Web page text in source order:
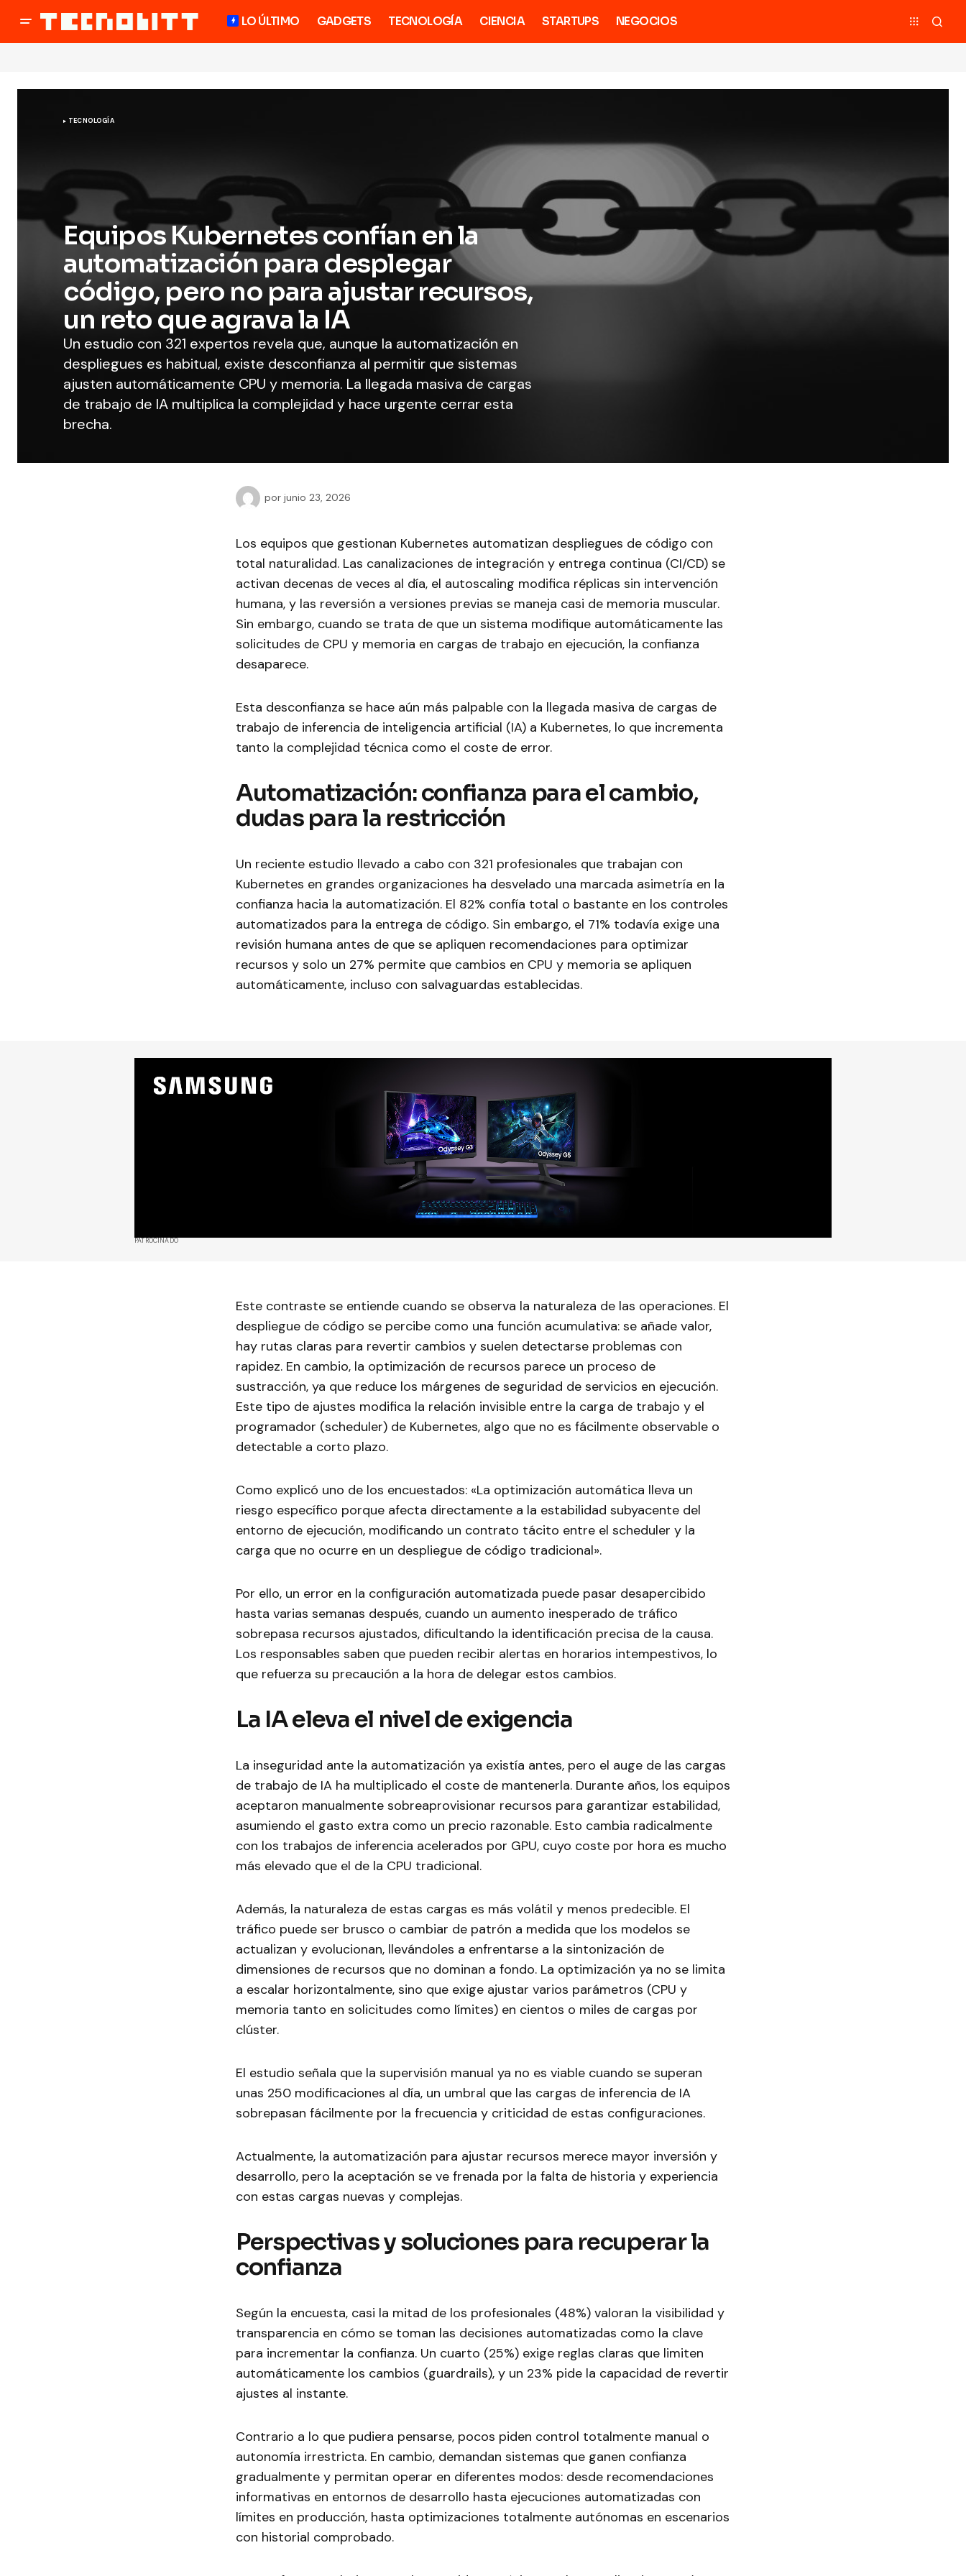
LO ÚLTIMO GADGETS TECNOLOGÍA CIENCIA STARTUPS NEGOCIOS
TECNOLOGÍA
Equipos Kubernetes confían en la
automatización para desplegar
código, pero no para ajustar recursos,
un reto que agrava la IA
Un estudio con 321 expertos revela que, aunque la automatización en
despliegues es habitual, existe desconfianza al permitir que sistemas
ajusten automáticamente CPU y memoria. La llegada masiva de cargas
de trabajo de IA multiplica la complejidad y hace urgente cerrar esta
brecha.
por junio 23, 2026
Los equipos que gestionan Kubernetes automatizan despliegues de código con
total naturalidad. Las canalizaciones de integración y entrega continua (CI/CD) se
activan decenas de veces al día, el autoscaling modifica réplicas sin intervención
humana, y las reversión a versiones previas se maneja casi de memoria muscular.
Sin embargo, cuando se trata de que un sistema modifique automáticamente las
solicitudes de CPU y memoria en cargas de trabajo en ejecución, la confianza
desaparece.
Esta desconfianza se hace aún más palpable con la llegada masiva de cargas de
trabajo de inferencia de inteligencia artificial (IA) a Kubernetes, lo que incrementa
tanto la complejidad técnica como el coste de error.
Automatización: confianza para el cambio,
dudas para la restricción
Un reciente estudio llevado a cabo con 321 profesionales que trabajan con
Kubernetes en grandes organizaciones ha desvelado una marcada asimetría en la
confianza hacia la automatización. El 82% confía total o bastante en los controles
automatizados para la entrega de código. Sin embargo, el 71% todavía exige una
revisión humana antes de que se apliquen recomendaciones para optimizar
recursos y solo un 27% permite que cambios en CPU y memoria se apliquen
automáticamente, incluso con salvaguardas establecidas.
PATROCINADO
Este contraste se entiende cuando se observa la naturaleza de las operaciones. El
despliegue de código se percibe como una función acumulativa: se añade valor,
hay rutas claras para revertir cambios y suelen detectarse problemas con
rapidez. En cambio, la optimización de recursos parece un proceso de
sustracción, ya que reduce los márgenes de seguridad de servicios en ejecución.
Este tipo de ajustes modifica la relación invisible entre la carga de trabajo y el
programador (scheduler) de Kubernetes, algo que no es fácilmente observable o
detectable a corto plazo.
Como explicó uno de los encuestados: «La optimización automática lleva un
riesgo específico porque afecta directamente a la estabilidad subyacente del
entorno de ejecución, modificando un contrato tácito entre el scheduler y la
carga que no ocurre en un despliegue de código tradicional».
Por ello, un error en la configuración automatizada puede pasar desapercibido
hasta varias semanas después, cuando un aumento inesperado de tráfico
sobrepasa recursos ajustados, dificultando la identificación precisa de la causa.
Los responsables saben que pueden recibir alertas en horarios intempestivos, lo
que refuerza su precaución a la hora de delegar estos cambios.
La IA eleva el nivel de exigencia
La inseguridad ante la automatización ya existía antes, pero el auge de las cargas
de trabajo de IA ha multiplicado el coste de mantenerla. Durante años, los equipos
aceptaron manualmente sobreaprovisionar recursos para garantizar estabilidad,
asumiendo el gasto extra como un precio razonable. Esto cambia radicalmente
con los trabajos de inferencia acelerados por GPU, cuyo coste por hora es mucho
más elevado que el de la CPU tradicional.
Además, la naturaleza de estas cargas es más volátil y menos predecible. El
tráfico puede ser brusco o cambiar de patrón a medida que los modelos se
actualizan y evolucionan, llevándoles a enfrentarse a la sintonización de
dimensiones de recursos que no dominan a fondo. La optimización ya no se limita
a escalar horizontalmente, sino que exige ajustar varios parámetros (CPU y
memoria tanto en solicitudes como límites) en cientos o miles de cargas por
clúster.
El estudio señala que la supervisión manual ya no es viable cuando se superan
unas 250 modificaciones al día, un umbral que las cargas de inferencia de IA
sobrepasan fácilmente por la frecuencia y criticidad de estas configuraciones.
Actualmente, la automatización para ajustar recursos merece mayor inversión y
desarrollo, pero la aceptación se ve frenada por la falta de historia y experiencia
con estas cargas nuevas y complejas.
Perspectivas y soluciones para recuperar la
confianza
Según la encuesta, casi la mitad de los profesionales (48%) valoran la visibilidad y
transparencia en cómo se toman las decisiones automatizadas como la clave
para incrementar la confianza. Un cuarto (25%) exige reglas claras que limiten
automáticamente los cambios (guardrails), y un 23% pide la capacidad de revertir
ajustes al instante.
Contrario a lo que pudiera pensarse, pocos piden control totalmente manual o
autonomía irrestricta. En cambio, demandan sistemas que ganen confianza
gradualmente y permitan operar en diferentes modos: desde recomendaciones
informativas en entornos de desarrollo hasta ejecuciones automatizadas con
límites en producción, hasta optimizaciones totalmente autónomas en escenarios
con historial comprobado.